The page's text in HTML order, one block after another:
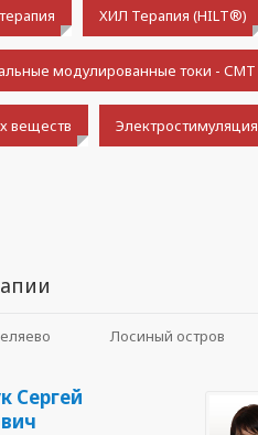
ХИЛ Терапия (HILT®)
модулированные токи - СМТ
веществ Электростимуляция
Лосиный остров
Сергей